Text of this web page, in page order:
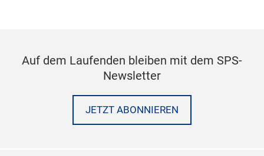
Auf dem Laufenden bleiben mit dem SPS-
Newsletter
JETZT ABONNIEREN